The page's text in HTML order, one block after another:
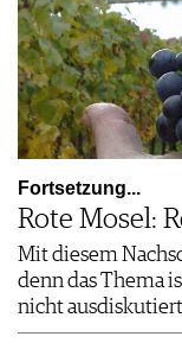
Fortsetzung...
Rote Mosel:
Mit diesem
denn das Thema
nicht ausdiskutiert